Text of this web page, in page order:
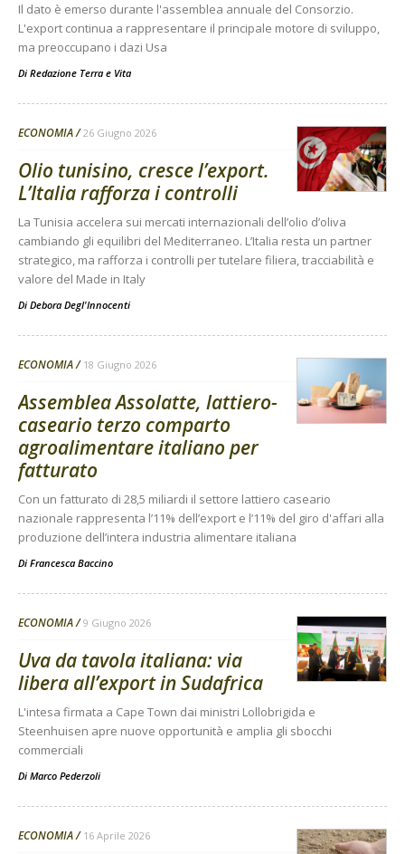
Il dato è emerso durante l'assemblea annuale del Consorzio.
L'export continua a rappresentare il principale motore di sviluppo,
ma preoccupano i dazi Usa
Di Redazione Terra e Vita
ECONOMIA 26 Giugno 2026
Olio tunisino, cresce l’export.
L’Italia rafforza i controlli
La Tunisia accelera sui mercati internazionali dell’olio d’oliva
cambiando gli equilibri del Mediterraneo. L’Italia resta un partner
strategico, ma rafforza i controlli per tutelare filiera, tracciabilità e
valore del Made in Italy
Di Debora Degl'Innocenti
ECONOMIA 18 Giugno 2026
Assemblea Assolatte, lattiero-
caseario terzo comparto
agroalimentare italiano per
fatturato
Con un fatturato di 28,5 miliardi il settore lattiero caseario
nazionale rappresenta l’11% dell’export e l’11% del giro d'affari alla
produzione dell’intera industria alimentare italiana
Di Francesca Baccino
ECONOMIA 9 Giugno 2026
Uva da tavola italiana: via
libera all’export in Sudafrica
L'intesa firmata a Cape Town dai ministri Lollobrigida e
Steenhuisen apre nuove opportunità e amplia gli sbocchi
commerciali
Di Marco Pederzoli
ECONOMIA 16 Aprile 2026